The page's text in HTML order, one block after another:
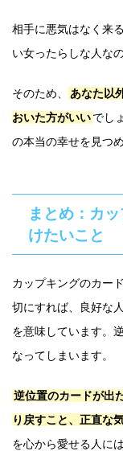
相手に悪気はなく来
い女ったらしな人なの
そのため、
あなた以
おいた方がいいでし
の本当の幸せを見つ
まとめ：カ
けたいこと
カップキングのカー
切にすれば、良好な
を意味しています。
なってしまいます。
逆位置のカードが出
り戻すこと、正直な
を心から愛せる人に